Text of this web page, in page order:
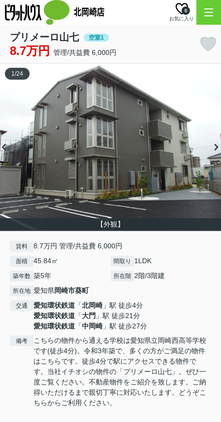
お気に入り
0
プリメーロ山七 空室1
8.7万円 管理/共益費 6,000円
【外観】
1/24
賃料 8.7万円 管理/共益費 6,000円
面積 45.84㎡ 間取り 1LDK
築年数 築5年 所在階 2階/3階建
所在地 愛知県岡崎市葵町
交通 愛知環状鉄道 「北岡崎 」駅 徒歩4分
愛知環状鉄道 「大門 」駅 徒歩21分
愛知環状鉄道 「中岡崎 」駅 徒歩27分
備考
こちらの物件から通える学校は愛知県立岡崎西高等学校
です(徒歩4分)。令和3年築で、多くの方がご満足の物件
はこちらです。徒歩4分で駅にアクセスできる物件で
す。当社イチオシの物件の「プリメーロ山七」。ぜひ一
度ご覧ください。不動産物件をご紹介を致します。ご納
得いただけるまで親切丁寧に対応いたします。どうぞこ
ちらからご利用ください。